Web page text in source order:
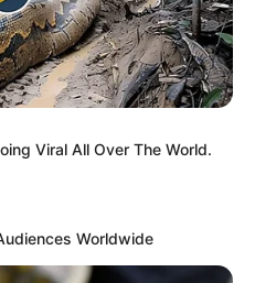
Viral All Over The World.
Worldwide